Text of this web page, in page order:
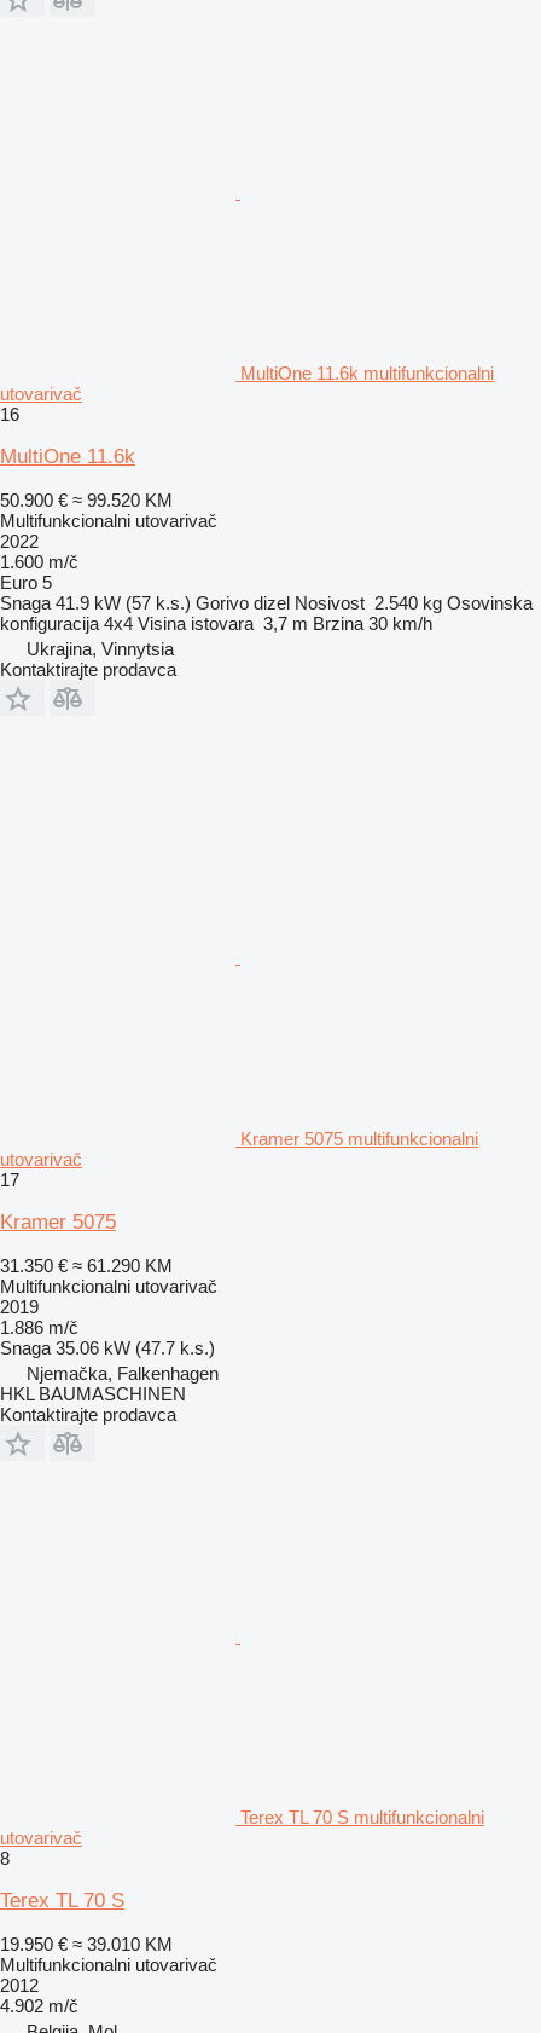
MultiOne 11.6k multifunkcionalni
utovarivač
16
MultiOne 11.6k
50.900 € ≈ 99.520 KM
Multifunkcionalni utovarivač
2022
1.600 m/č
Euro 5
Snaga 41.9 kW (57 k.s.) Gorivo dizel Nosivost 2.540 kg Osovinska
konfiguracija 4x4 Visina istovara 3,7 m Brzina 30 km/h
Ukrajina, Vinnytsia
Kontaktirajte prodavca
Kramer 5075 multifunkcionalni
utovarivač
17
Kramer 5075
31.350 € ≈ 61.290 KM
Multifunkcionalni utovarivač
2019
1.886 m/č
Snaga 35.06 kW (47.7 k.s.)
Njemačka, Falkenhagen
HKL BAUMASCHINEN
Kontaktirajte prodavca
Terex TL 70 S multifunkcionalni
utovarivač
8
Terex TL 70 S
19.950 € ≈ 39.010 KM
Multifunkcionalni utovarivač
2012
4.902 m/č